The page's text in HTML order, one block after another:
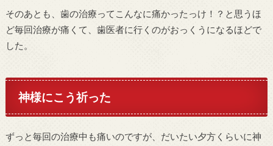
そのあとも、歯の治療ってこんなに痛かったっけ！？と思うほ
ど毎回治療が痛くて、歯医者に行くのがおっくうになるほどで
した。
神様にこう祈った
ずっと毎回の治療中も痛いのですが、だいたい夕方くらいに神